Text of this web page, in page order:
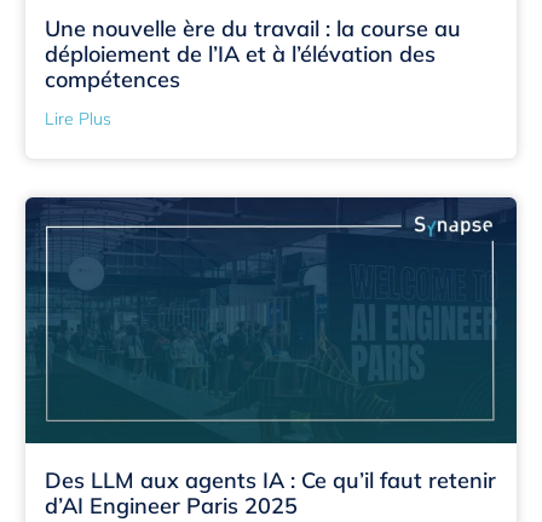
Une nouvelle ère du travail : la course au
déploiement de l’IA et à l’élévation des
compétences
Lire Plus
Des LLM aux agents IA : Ce qu’il faut retenir
d’AI Engineer Paris 2025